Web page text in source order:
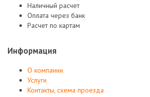
Наличный расчет
Оплата через банк
Расчет по картам
Информация
О компании
Услуги
Контакты, схема проезда